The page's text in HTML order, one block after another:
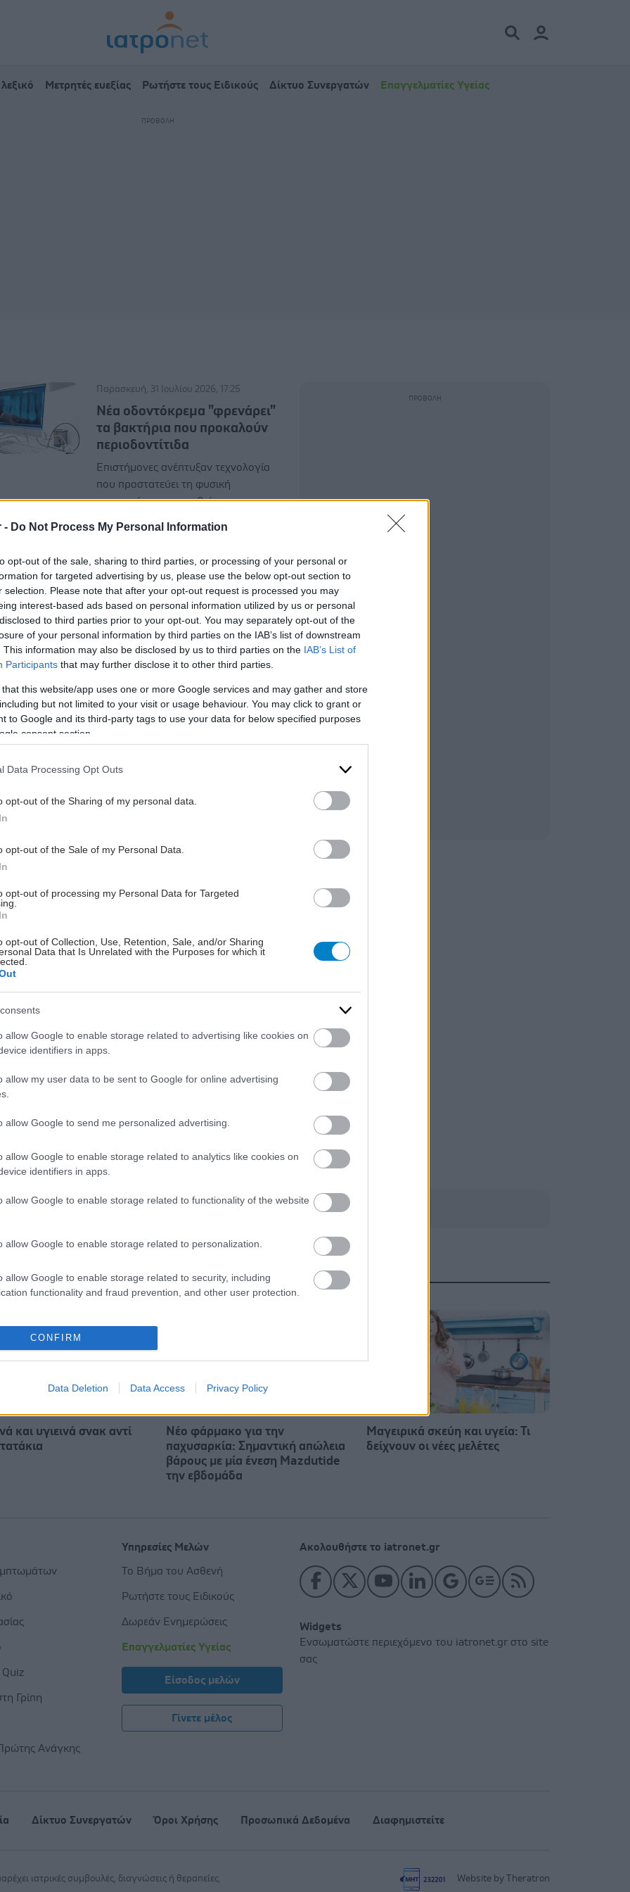
- Do Not Process My Personal Information
opt-out of the sale, sharing to third parties, or processing of your personal or
for targeted advertising by us, please use the below opt-out section to
selection. Please note that after your opt-out request is processed you may
interest-based ads based on personal information utilized by us or personal
to third parties prior to your opt-out. You may separately opt-out of the
of your personal information by third parties on the IAB’s list of downstream
This information may also be disclosed by us to third parties on the IAB’s List of
Participants that may further disclose it to other third parties.
that this website/app uses one or more Google services and may gather and store
but not limited to your visit or usage behaviour. You may click to grant or
to Google and its third-party tags to use your data for below specified purposes
consent section.
Data Processing Opt Outs
opt-out of the Sharing of my personal data.
opt-out of the Sale of my Personal Data.
opt-out of processing my Personal Data for Targeted
opt-out of Collection, Use, Retention, Sale, and/or Sharing
Data that Is Unrelated with the Purposes for which it
allow Google to enable storage related to advertising like cookies on
identifiers in apps.
allow my user data to be sent to Google for online advertising
allow Google to send me personalized advertising.
allow Google to enable storage related to analytics like cookies on
identifiers in apps.
allow Google to enable storage related to functionality of the website
allow Google to enable storage related to personalization.
allow Google to enable storage related to security, including
functionality and fraud prevention, and other user protection.
CONFIRM
Data Deletion Data Access Privacy Policy
λεξικό Μετρητές ευεξίας Ρωτήστε τους Ειδικούς Δίκτυο Συνεργατών Επαγγελματίες Υγείας
Παρασκευή, 31 Ιουλίου 2026, 17:25
Νέα οδοντόκρεμα "φρενάρει"
τα βακτήρια που προκαλούν
περιοδοντίτιδα
Επιστήμονες ανέπτυξαν τεχνολογία
που προστατεύει τη φυσική
ισορροπία του μικροβιώματος του
Πέμπτη, 12 Μαρτίου 2026, 13:30
Νέα οδοντόκρεμα σταματά
την περιοδοντίτιδα
Η λειτουργία της βασίζεται στην
επιλεκτική αναστολή των παθογόνων
βακτηρίων, αφήνοντας ανέπαφα τα
οδοντόκρεμες χωρίς επαρκές
Οι ειδικοί επισημαίνουν ωστόσο ότι
δοσολογία.
προστατεύουν πάντα από την
τερηδόνα [μελέτη]
οδοντόκρεμες περιείχαν μάλιστα
διοξείδιο του τιτανίου.
και υγιεινά σνακ αντί
Νέο φάρμακο για την
παχυσαρκία: Σημαντική απώλεια
βάρους με μία ένεση Mazdutide
την εβδομάδα
Μαγειρικά σκεύη και υγεία: Τι
δείχνουν οι νέες μελέτες
Ακολουθήστε το iatronet.gr
Widgets
Ενσωματώστε περιεχόμενο του iatronet.gr στο site
σας
Quiz
Γρίπη
Ανάγκης
Υπηρεσίες Μελών
Το Βήμα του Ασθενή
Ρωτήστε τους Ειδικούς
Δωρεάν Ενημερώσεις
Επαγγελματίες Υγείας
Είσοδος μελών
Γίνετε μέλος
Δίκτυο Συνεργατών Όροι Χρήσης Προσωπικά Δεδομένα Διαφημιστείτε
ιατρικές συμβουλές, διαγνώσεις ή θεραπείες. Website by Theratron